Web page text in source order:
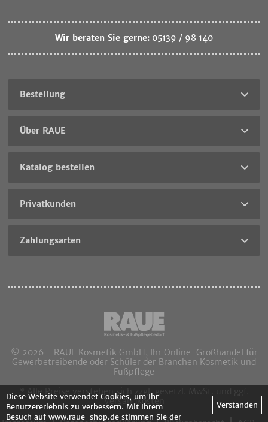
Wir beraten Sie gerne: 05139 / 98 140
Bestellung
Über RAUE
Katalog bestellen
Privatkunden
Zahlungsarten
© 2026 - RAUE Kosmetik GmbH, Ihr Online-Großhandel für
Gewerbetreibende oder Schüler der Branchen Kosmetik und
Fußpflege
* Alle Preise verstehen sich zzgl. gesetzl. MwSt. und ggf.
Versandkosten
Diese Website verwendet Cookies, um Ihr
Benutzererlebnis zu verbessern. Mit Ihrem
Besuch auf www.raue-shop.de stimmen Sie der
Verstanden